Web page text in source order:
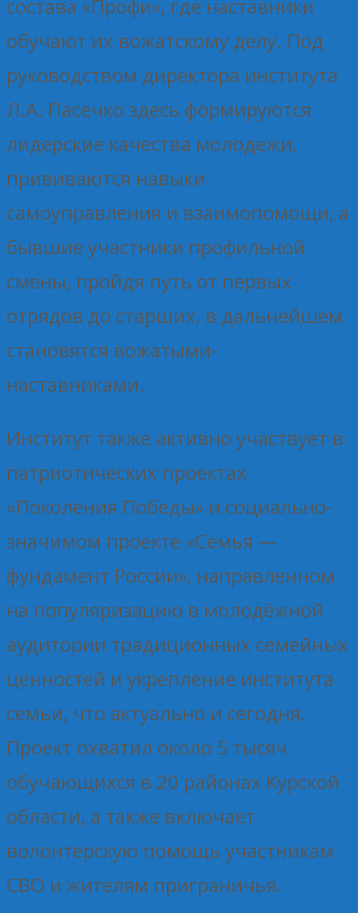
состава «Профи», где наставники
обучают их вожатскому делу. Под
руководством директора института
Л.А. Пасечко здесь формируются
лидерские качества молодежи,
прививаются навыки
самоуправления и взаимопомощи, а
бывшие участники профильной
смены, пройдя путь от первых
отрядов до старших, в дальнейшем
становятся вожатыми-
наставниками.
Институт также активно участвует в
патриотических проектах
«Поколения Победы» и социально-
значимом проекте «Семья —
фундамент России», направленном
на популяризацию в молодёжной
аудитории традиционных семейных
ценностей и укрепление института
семьи, что актуально и сегодня.
Проект охватил около 5 тысяч
обучающихся в 20 районах Курской
области, а также включает
волонтерскую помощь участникам
СВО и жителям приграничья.